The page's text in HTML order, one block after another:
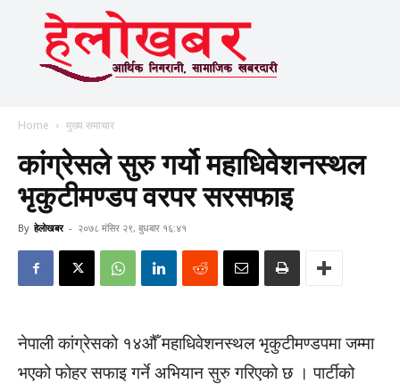
Home मुख्य समाचार
कांग्रेसले सुरु गर्यो महाधिवेशनस्थल
भृकुटीमण्डप वरपर सरसफाइ
By हेलाेखबर - २०७८ मंसिर २९, बुधबार १६:४१
नेपाली कांग्रेसको १४औँ महाधिवेशनस्थल भृकुटीमण्डपमा जम्मा
भएको फोहर सफाइ गर्ने अभियान सुरु गरिएको छ । पार्टीको